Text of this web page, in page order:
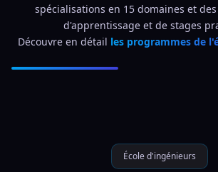
spécialisations en 15 domaines et
d'apprentissage et de stages
Découvre en détail les programmes de
École d'ingénieurs